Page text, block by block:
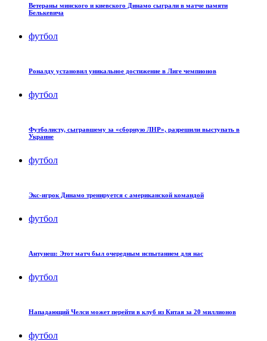
Ветераны минского и киевского Динамо сыграли в матче памяти
Белькевича
футбол
Роналду установил уникальное достижение в Лиге чемпионов
футбол
Футболисту, сыгравшему за «сборную ЛНР», разрешили выступать в
Украине
футбол
Экс-игрок Динамо тренируется с американской командой
футбол
Антунеш: Этот матч был очередным испытанием для нас
футбол
Нападающий Челси может перейти в клуб из Китая за 20 миллионов
футбол